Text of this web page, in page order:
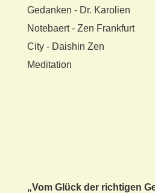
„Vom Glück der richtigen